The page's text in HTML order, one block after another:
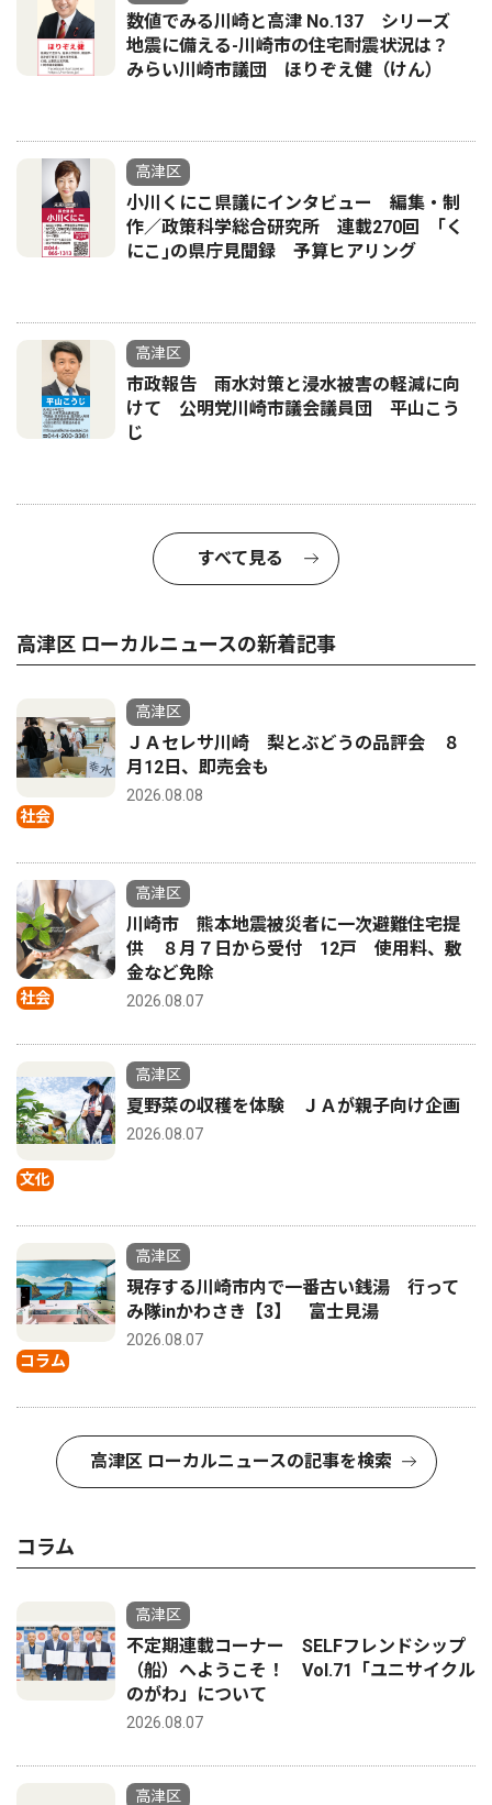
数値でみる川崎と高津 No.137 シリーズ
地震に備える-川崎市の住宅耐震状況は？
みらい川崎市議団 ほりぞえ健（けん）
高津区
小川くにこ県議にインタビュー 編集・制
作／政策科学総合研究所 連載270回 ｢く
にこ｣の県庁見聞録 予算ヒアリング
高津区
市政報告 雨水対策と浸水被害の軽減に向
けて 公明党川崎市議会議員団 平山こう
じ
すべて見る
高津区 ローカルニュースの新着記事
社会
高津区
ＪＡセレサ川崎 梨とぶどうの品評会 ８
月12日、即売会も
2026.08.08
社会
高津区
川崎市 熊本地震被災者に一次避難住宅提
供 ８月７日から受付 12戸 使用料、敷
金など免除
2026.08.07
文化
高津区
夏野菜の収穫を体験 ＪＡが親子向け企画
2026.08.07
コラム
高津区
現存する川崎市内で一番古い銭湯 行って
み隊inかわさき【3】 富士見湯
2026.08.07
高津区 ローカルニュースの記事を検索
コラム
高津区
不定期連載コーナー SELFフレンドシップ
（船）へようこそ！ Vol.71「ユニサイクル
のがわ」について
2026.08.07
高津区